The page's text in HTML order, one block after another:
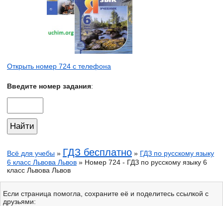
Открыть номер 724 с телефона
Введите номер задания:
Всё для учебы » ГДЗ бесплатно » ГДЗ по русскому языку
6 класс Львова Львов » Номер 724 - ГДЗ по русскому языку 6
класс Львова Львов
Если страница помогла, сохраните её и поделитесь ссылкой с
друзьями: